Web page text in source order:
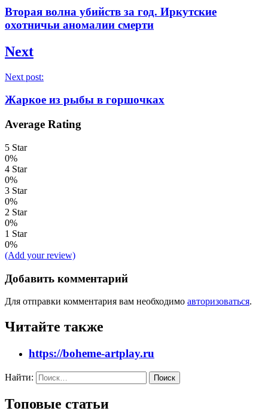
Вторая волна убийств за год. Иркутские
охотничьи аномалии смерти
Next
Next post:
Жаркое из рыбы в горшочках
Average Rating
5 Star
0%
4 Star
0%
3 Star
0%
2 Star
0%
1 Star
0%
(Add your review)
Добавить комментарий
Для отправки комментария вам необходимо авторизоваться.
Читайте также
https://boheme-artplay.ru
Найти:
Топовые статьи